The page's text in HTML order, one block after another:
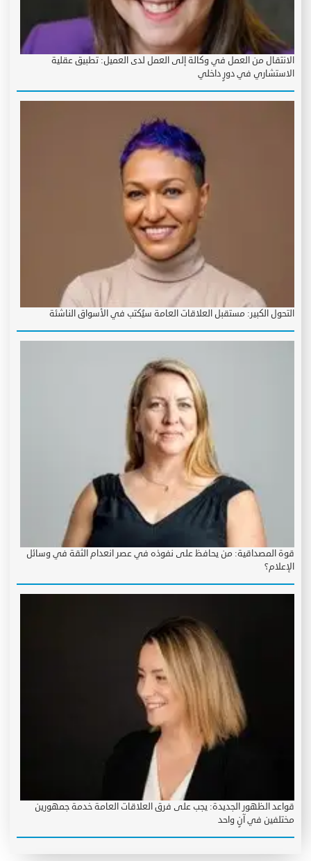
الانتقال من العمل في وكالة إلى العمل لدى العميل: تطبيق عقلية
الاستشاري في دورٍ داخلي
التحول الكبير: مستقبل العلاقات العامة سيُكتب في الأسواق الناشئة
قوة المصداقية: من يحافظ على نفوذه في عصر انعدام الثقة في وسائل
الإعلام؟
قواعد الظهور الجديدة: يجب على فرق العلاقات العامة خدمة جمهورين
مختلفين في آنٍ واحد